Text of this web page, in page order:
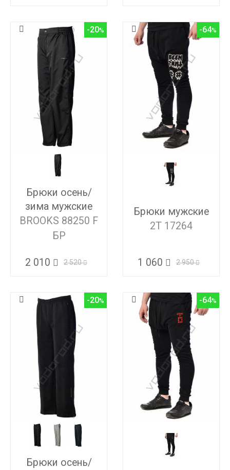
-20
Брюки осень/
зима мужские
BROOKS 88250 F
БР
2 010 2 520
-64
Брюки мужские
2T 17264
1 060 2 950
-20
Брюки осень/
-64